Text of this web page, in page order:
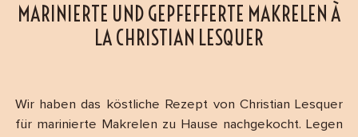
MARINIERTE UND GEPFEFFERTE MAKRELEN À
LA CHRISTIAN LESQUER
Wir haben das köstliche Rezept von Christian Lesquer
für marinierte Makrelen zu Hause nachgekocht. Legen